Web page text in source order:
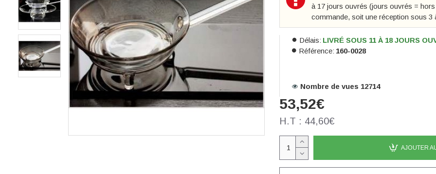
à 17 jours ouvrés (jours ouvrés =
commande, soit une réception sous 3
53,52€
H.T : 44,60€
Délais: LIVRÉ SOUS 11 À 18 JOURS
Référence: 160-0028
Nombre de vues 12714
AJOUTER